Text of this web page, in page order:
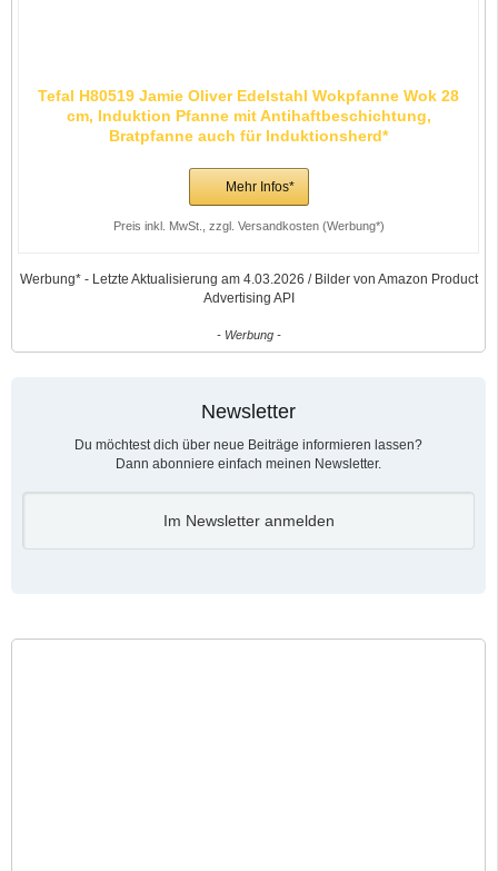
Tefal H80519 Jamie Oliver Edelstahl Wokpfanne Wok 28
cm, Induktion Pfanne mit Antihaftbeschichtung,
Bratpfanne auch für Induktionsherd*
Mehr Infos*
Preis inkl. MwSt., zzgl. Versandkosten (Werbung*)
Werbung* - Letzte Aktualisierung am 4.03.2026 / Bilder von Amazon Product
Advertising API
- Werbung -
Newsletter
Du möchtest dich über neue Beiträge informieren lassen?
Dann abonniere einfach meinen Newsletter.
Im Newsletter anmelden